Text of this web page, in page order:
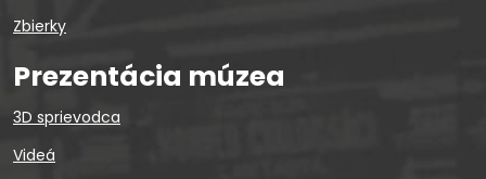
Zbierky
Prezentácia múzea
3D sprievodca
Videá